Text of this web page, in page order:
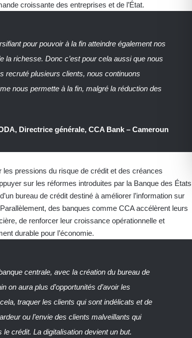
croissante des entreprises et de l’État.
pour pouvoir à la fin atteindre également nos
la richesse. Donc c’est pour cela aussi que nous
recruté plusieurs clients, nous continuons
nous permette à la fin, malgré la réduction des
Directrice générale, CCA Bank – Cameroun
pressions du risque de crédit et des créances
sur les réformes introduites par la Banque des États
bureau de crédit destiné à améliorer l’information sur
des banques comme CCA accélèrent leurs
de renforcer leur croissance opérationnelle et
durable pour l’économie.
centrale, avec la création du bureau de
on aura plus d’opportunités d’avoir les
traquer les clients qui sont indélicats et de
ou l’envie des clients malveillants qui
le crédit. La digitalisation devient un but.